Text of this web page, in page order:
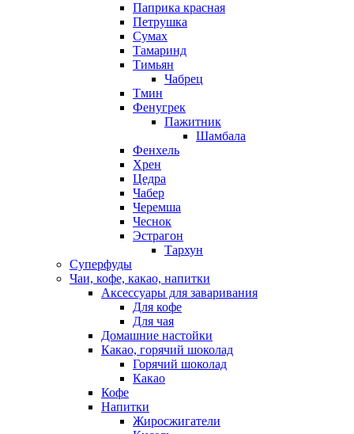
Паприка красная
Петрушка
Сумах
Тамаринд
Тимьян
Чабрец
Тмин
Фенугрек
Пажитник
Шамбала
Фенхель
Хрен
Цедра
Чабер
Черемша
Чеснок
Эстрагон
Тархун
Суперфуды
Чаи, кофе, какао, напитки
Аксессуары для заваривания
Для кофе
Для чая
Домашние настойки
Какао, горячий шоколад
Горячий шоколад
Какао
Кофе
Напитки
Жиросжигатели